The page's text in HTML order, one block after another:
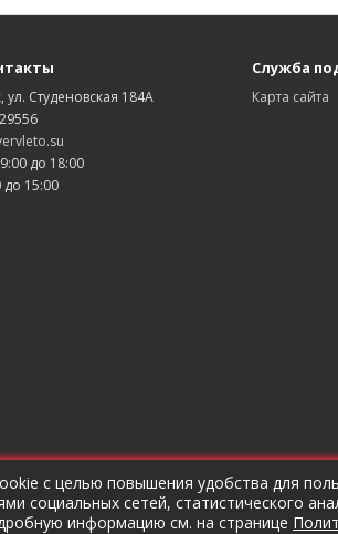
ул. Студеновская 184А
до 18:00
15:00
Служба
Карта сайта
Андрей Анатольевич ОГРНИП
с целью повышения удобства для
социальных сетей, статистического
информацию см. на странице